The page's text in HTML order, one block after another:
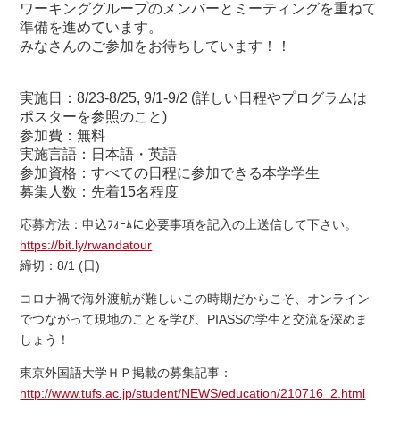
ワーキンググループのメンバーとミーティングを重ねて
準備を進めています。
みなさんのご参加をお待ちしています！！
実施日：8/23-8/25, 9/1-9/2 (詳しい日程やプログラムは
ポスターを参照のこと)
参加費：無料
実施言語：日本語・英語
参加資格：すべての日程に参加できる本学学生
募集人数：先着15名程度
応募方法：申込ﾌｫｰﾑに必要事項を記入の上送信して下さい。
https://bit.ly/rwandatour
締切：8/1 (日)
コロナ禍で海外渡航が難しいこの時期だからこそ、オンライン
でつながって現地のことを学び、PIASSの学生と交流を深めま
しょう！
東京外国語大学ＨＰ掲載の募集記事：
http://www.tufs.ac.jp/student/NEWS/education/210716_2.html